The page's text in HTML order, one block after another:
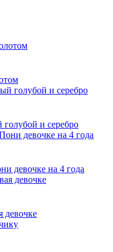
и серебро
девочке на 4 года
девочке